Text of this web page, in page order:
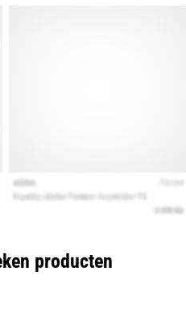
producten